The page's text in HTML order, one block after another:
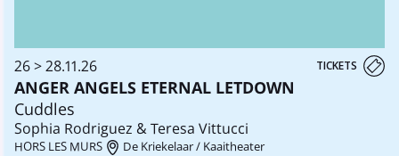
26 > 28.11.26 TICKETS
ANGER ANGELS ETERNAL LETDOWN
Cuddles
Sophia Rodriguez & Teresa Vittucci
HORS LES MURS De Kriekelaar / Kaaitheater